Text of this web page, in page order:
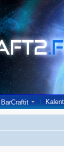
BarCraftit